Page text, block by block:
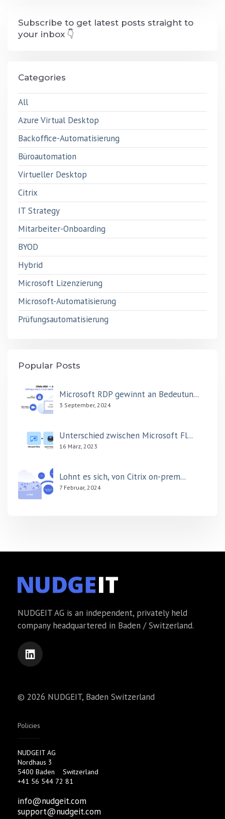
Subscribe to get latest posts straight to
your inbox 👇
Categories
All
Azure Virtual Desktop
Backoffice-Automatisierung
Büroautomation
Virtueller Desktop
Citrix
IT Strategy
Mitarbeiter-Onboarding
BYOD
Hybrid
Microsoft Lizenzierung
Microsoft-Automatisierung
Prüfungsautomatisierung
Popular Posts
Microsoft RDP gewinnt an Bedeutun...
3 September, 2024
Unterschied zwischen Microsoft Fl...
16 März, 2023
Lohnt es sich, von Citrix on-prem...
7 Februar, 2024
NUDGEIT AG is an independent, privately held
company headquartered in Baden / Switzerland.
© 2026 NUDGEIT, Baden Switzerland
Policies
NUDGEIT AG
Nordhaus 3
5400 Baden Switzerland
+41 56 544 72 81
info@nudgeit.com
support@nudgeit.com